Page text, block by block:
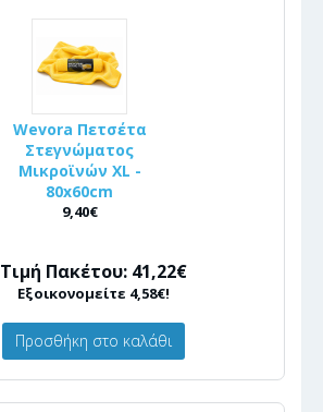
Wevora Πετσέτα
Στεγνώματος
Μικροϊνών XL -
80x60cm
9,40€
Τιμή Πακέτου: 41,22€
Εξοικονομείτε 4,58€!
Προσθήκη στο καλάθι